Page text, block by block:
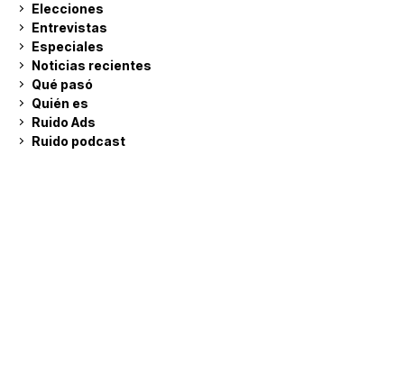
Elecciones
Entrevistas
Especiales
Noticias recientes
Qué pasó
Quién es
Ruido Ads
Ruido podcast